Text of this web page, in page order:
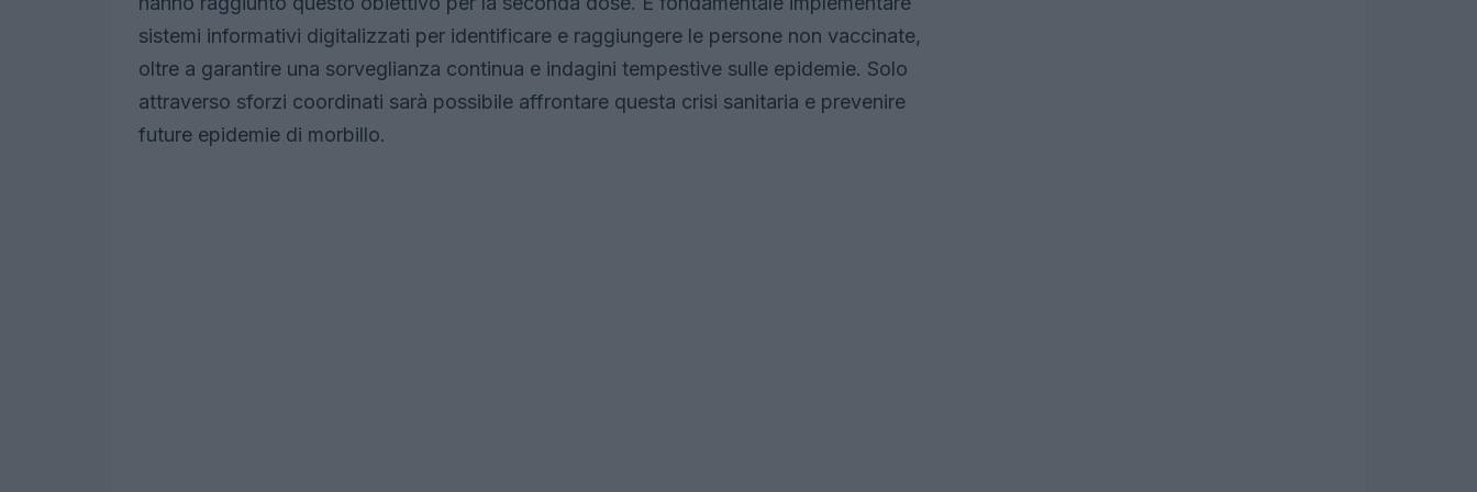
sistemi informativi digitalizzati per identificare e raggiungere le persone non vaccinate,
oltre a garantire una sorveglianza continua e indagini tempestive sulle epidemie. Solo
attraverso sforzi coordinati sarà possibile affrontare questa crisi sanitaria e prevenire
future epidemie di morbillo.